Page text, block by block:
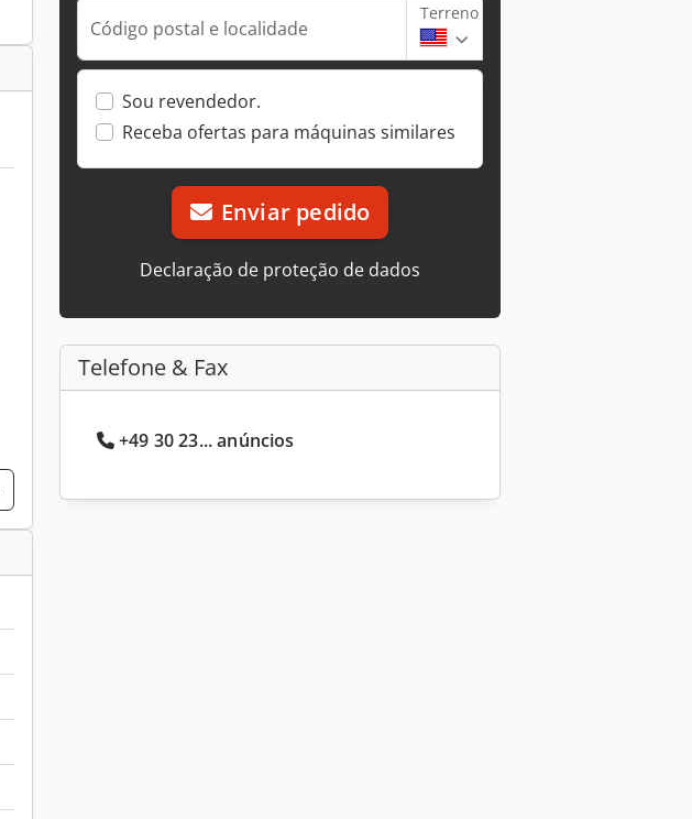
Código postal e localidade
Terreno
Sou revendedor.
Receba ofertas para máquinas similares
Enviar pedido
Declaração de proteção de dados
Telefone & Fax
+49 30 23... anúncios